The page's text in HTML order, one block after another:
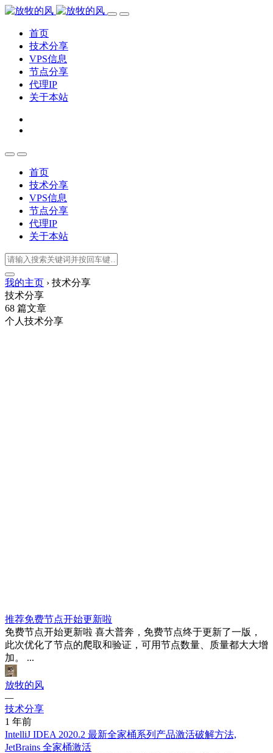
首页
技术分享
VPS信息
节点分享
代理IP
关于本站
首页
技术分享
VPS信息
节点分享
代理IP
关于本站
我的主页 › 技术分享
技术分享
68 篇文章
个人技术分享
推荐免费节点开始更新啦
免费节点开始更新啦 喜大普奔，免费节点终于更新了一版，
此次优化了节点的爬取和验证，可用节点数量、质量都大大增
加。 ...
放牧的风
—
技术分享
1 年前
IntelliJ IDEA 2020.2 最新全家桶系列产品激活破解方法,
JetBrains 全家桶激活